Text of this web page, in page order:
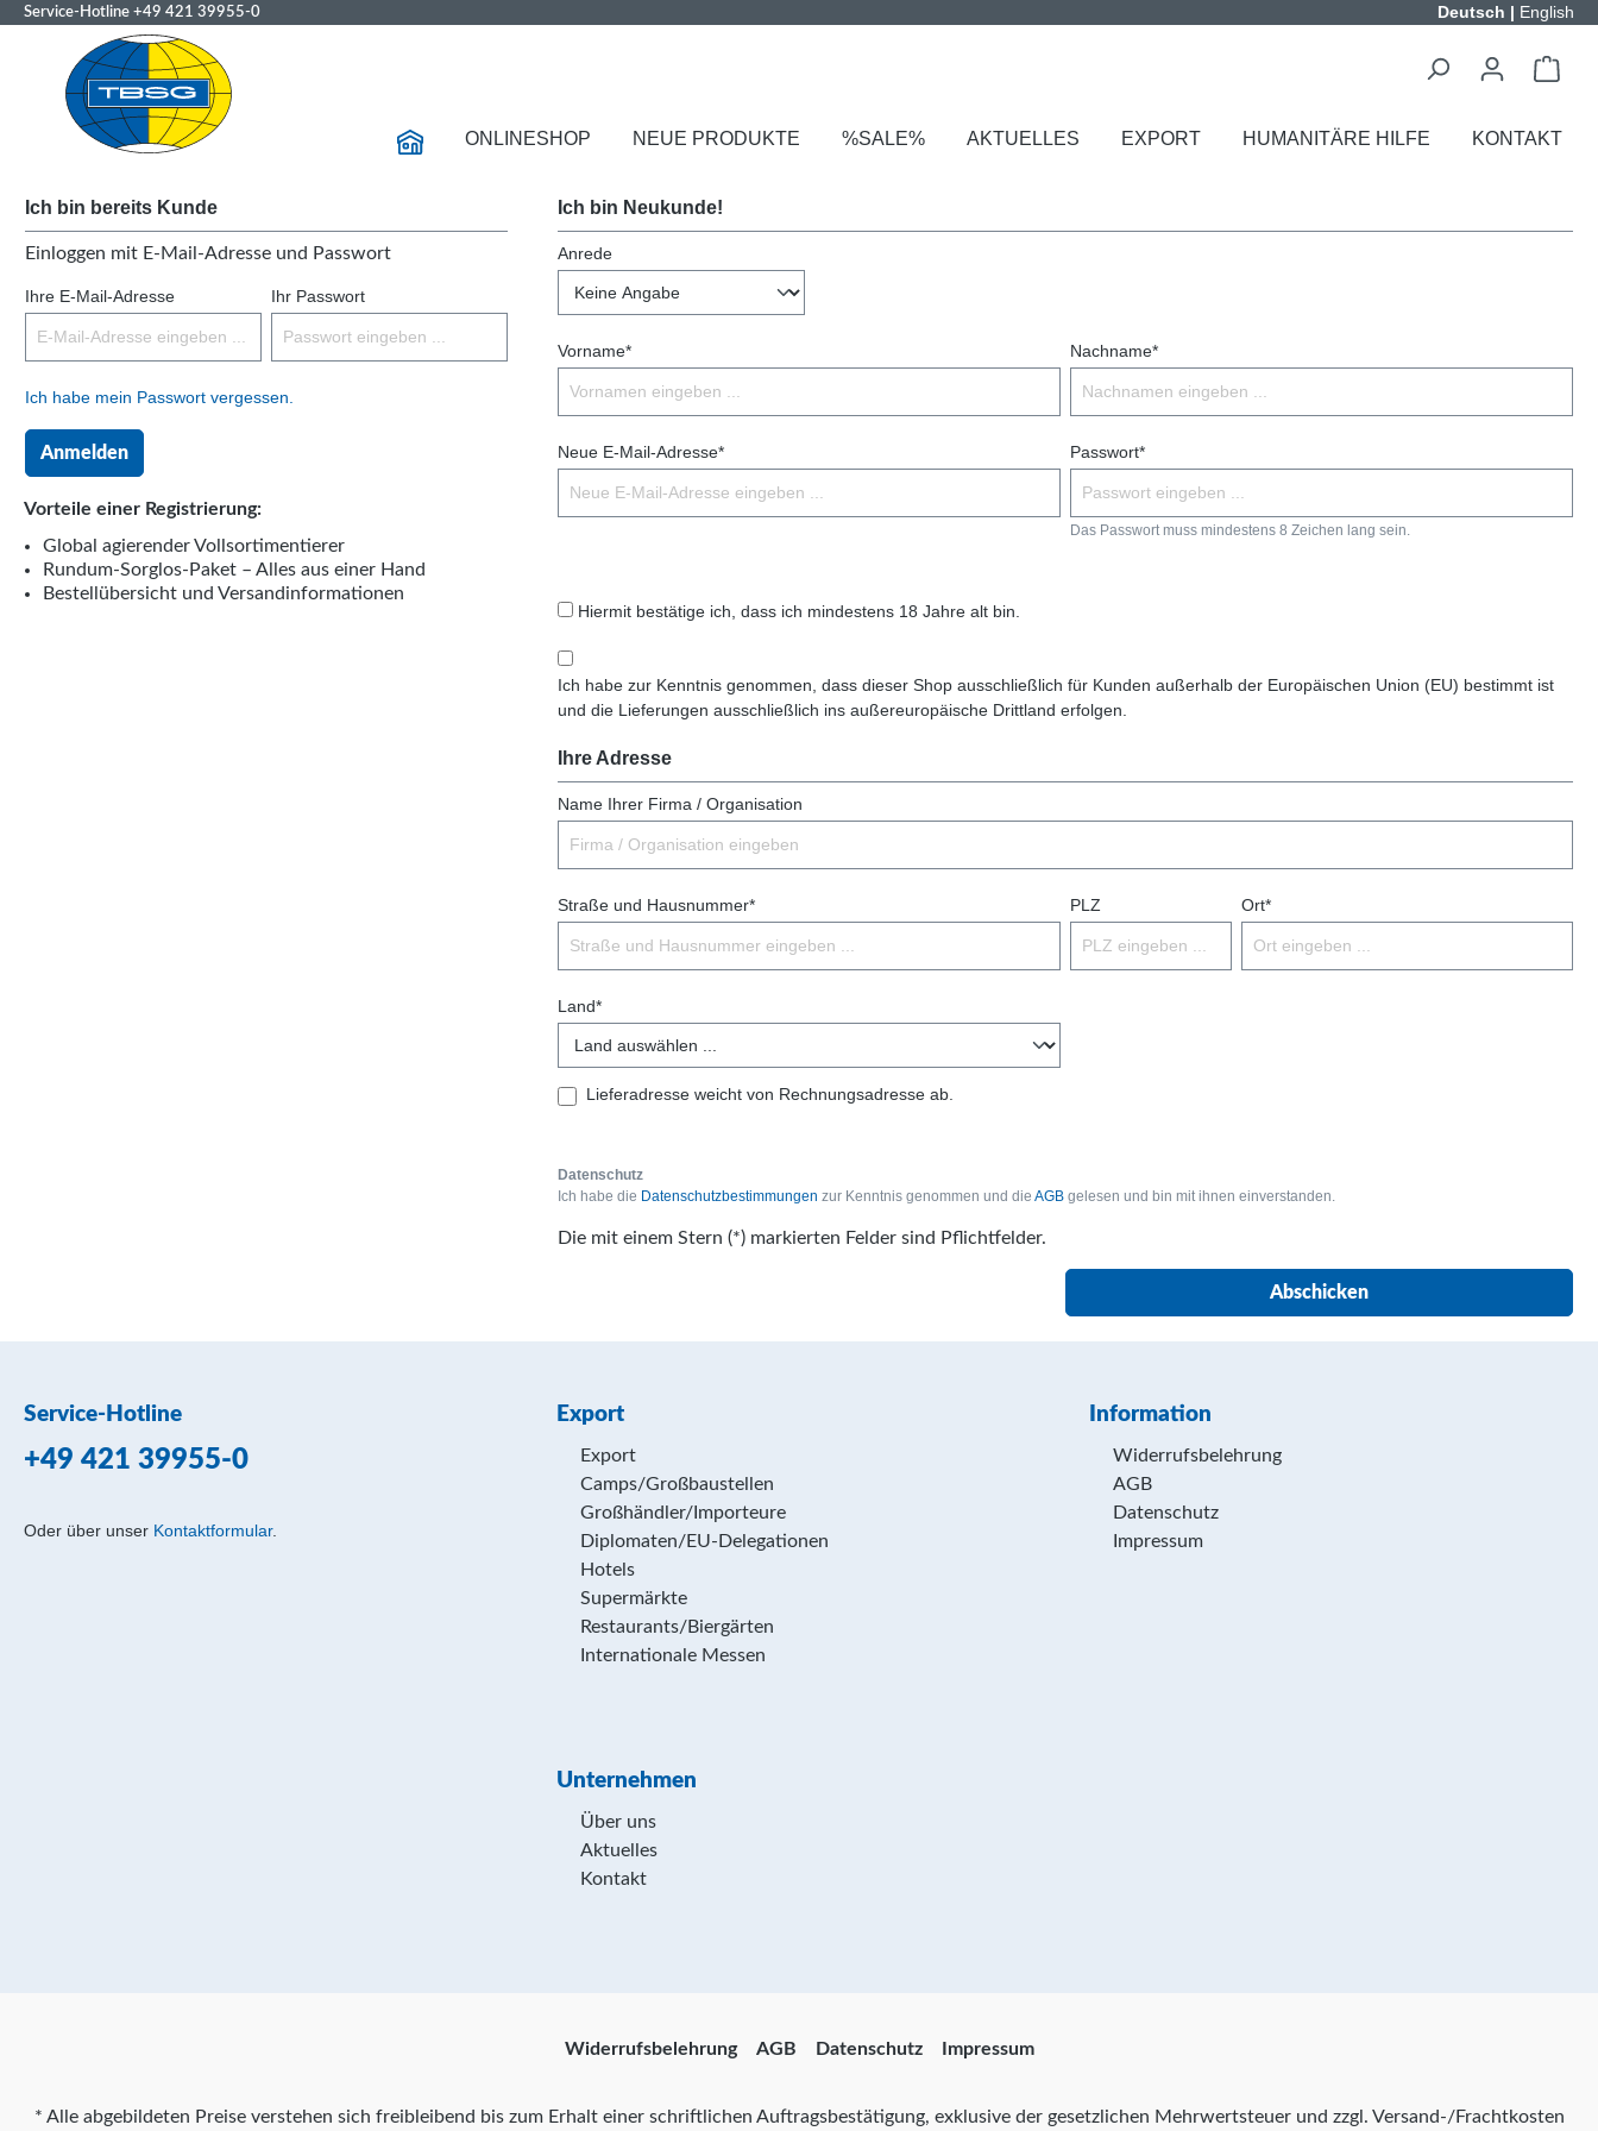
Service-Hotline +49 421 39955-0 Deutsch | English
ONLINESHOP NEUE PRODUKTE %SALE% AKTUELLES EXPORT HUMANITÄRE HILFE KONTAKT
Ich bin bereits Kunde
Einloggen mit E-Mail-Adresse und Passwort
Ihre E-Mail-Adresse Ihr Passwort
Ich habe mein Passwort vergessen.
Anmelden
Vorteile einer Registrierung:
Global agierender Vollsortimentierer
Rundum-Sorglos-Paket – Alles aus einer Hand
Bestellübersicht und Versandinformationen
Ich bin Neukunde!
Anrede
Vorname* Nachname*
Neue E-Mail-Adresse* Passwort*
Das Passwort muss mindestens 8 Zeichen lang sein.
Hiermit bestätige ich, dass ich mindestens 18 Jahre alt bin.
Ich habe zur Kenntnis genommen, dass dieser Shop ausschließlich für Kunden außerhalb der Europäischen Union (EU) bestimmt ist
und die Lieferungen ausschließlich ins außereuropäische Drittland erfolgen.
Ihre Adresse
Name Ihrer Firma / Organisation
Straße und Hausnummer* PLZ Ort*
Land*
Lieferadresse weicht von Rechnungsadresse ab.
Datenschutz
Ich habe die Datenschutzbestimmungen zur Kenntnis genommen und die AGB gelesen und bin mit ihnen einverstanden.
Die mit einem Stern (*) markierten Felder sind Pflichtfelder.
Abschicken
Service-Hotline
+49 421 39955-0
Oder über unser Kontaktformular.
Export
Export
Camps/Großbaustellen
Großhändler/Importeure
Diplomaten/EU-Delegationen
Hotels
Supermärkte
Restaurants/Biergärten
Internationale Messen
Information
Widerrufsbelehrung
AGB
Datenschutz
Impressum
Unternehmen
Über uns
Aktuelles
Kontakt
Widerrufsbelehrung AGB Datenschutz Impressum
* Alle abgebildeten Preise verstehen sich freibleibend bis zum Erhalt einer schriftlichen Auftragsbestätigung, exklusive der gesetzlichen Mehrwertsteuer und zzgl. Versand-/Frachtkosten